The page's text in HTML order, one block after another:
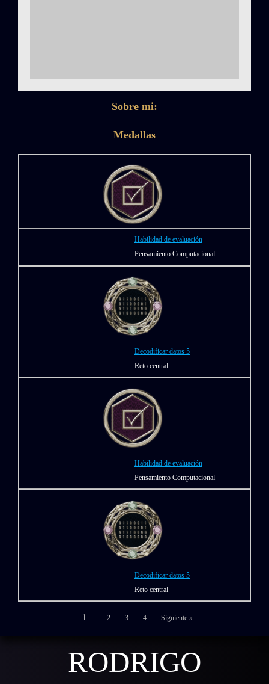
Sobre mi:
Medallas
Habilidad de evaluación
Pensamiento Computacional
Decodificar datos 5
Reto central
Habilidad de evaluación
Pensamiento Computacional
Decodificar datos 5
Reto central
1 2 3 4 Siguiente »
RODRIGO